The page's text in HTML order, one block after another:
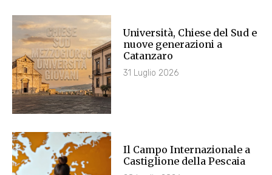
Università, Chiese del Sud e
nuove generazioni a
Catanzaro
31 Luglio 2026
Il Campo Internazionale a
Castiglione della Pescaia